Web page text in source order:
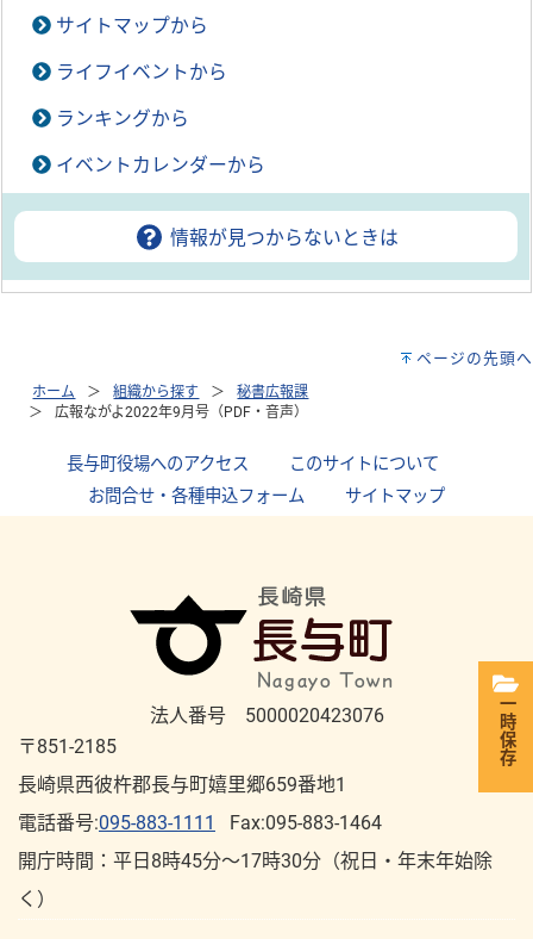
サイトマップから
ライフイベントから
ランキングから
イベントカレンダーから
情報が見つからないときは
ページの先頭へ
ホーム 組織から探す
秘書広報課
広報ながよ2022年9月号（PDF・音声）
長与町役場へのアクセス このサイトについて
お問合せ・各種申込フォーム
サイトマップ
法人番号 5000020423076
〒851-2185
長崎県西彼杵郡長与町嬉里郷659番地1
電話番号:095-883-1111
Fax:095-883-1464
開庁時間：平⽇8時45分～17時30分（祝⽇・年末年始除
く）
一時保存